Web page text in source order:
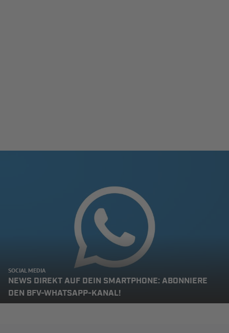
SOCIAL MEDIA
NEWS DIREKT AUF DEIN SMARTPHONE: ABONNIERE
DEN BFV-WHATSAPP-KANAL!